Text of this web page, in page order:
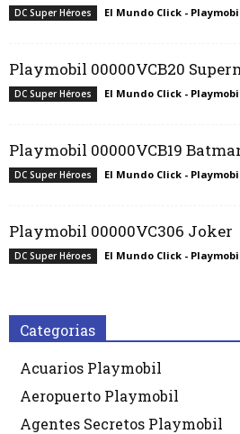
DC Super Héroes El Mundo Click -
Playmobil 00000VCB20
DC Super Héroes El Mundo Click -
Playmobil 00000VCB19
DC Super Héroes El Mundo Click -
Playmobil 00000VC306 Joker
DC Super Héroes El Mundo Click -
Categorias
Acuarios Playmobil
Aeropuerto Playmobil
Agentes Secretos Playmobil